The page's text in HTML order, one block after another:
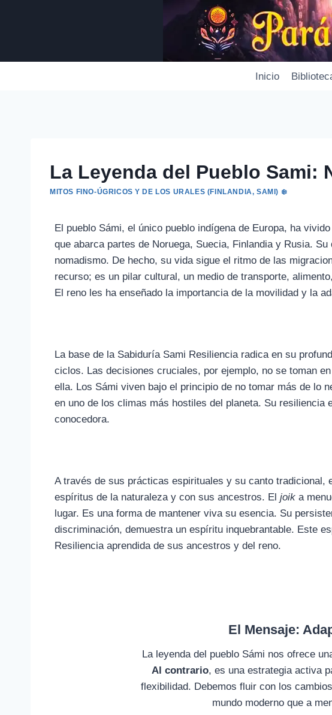
Inicio
La Leyenda del Pueblo Sami:
MITOS FINO-ÚGRICOS Y DE LOS URALES (FINLANDIA, SAMI) ❄️
El pueblo Sámi, el único pueblo indígena de Europa, ha
que abarca partes de Noruega, Suecia, Finlandia y Rusia.
nomadismo. De hecho, su vida sigue el ritmo de las
recurso; es un pilar cultural, un medio de transporte,
El reno les ha enseñado la importancia de la movilidad y la
La base de la Sabiduría Sami Resiliencia radica en su
ciclos. Las decisiones cruciales, por ejemplo, no se toman
ella. Los Sámi viven bajo el principio de no tomar más de lo
en uno de los climas más hostiles del planeta. Su
conocedora.
A través de sus prácticas espirituales y su canto tradicional,
espíritus de la naturaleza y con sus ancestros. El joik a
lugar. Es una forma de mantener viva su esencia. Su
discriminación, demuestra un espíritu inquebrantable. Este
Resiliencia aprendida de sus ancestros y del reno.
El Mensaje:
La leyenda del pueblo Sámi nos ofrece
Al contrario, es una estrategia activa
flexibilidad. Debemos fluir con los
mundo moderno que a